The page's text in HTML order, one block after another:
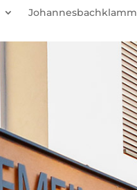
Johannesbachklamm